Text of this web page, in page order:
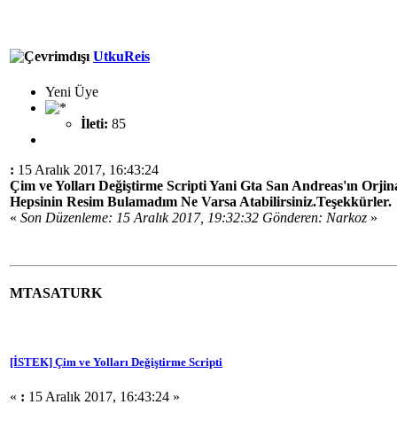
UtkuReis
Yeni Üye
İleti: 85
: 15 Aralık 2017, 16:43:24
Çim ve Yolları Değiştirme Scripti Yani Gta San Andreas'ın
Hepsinin Resim Bulamadım Ne Varsa Atabilirsiniz.Teşekkürler.
« Son Düzenleme: 15 Aralık 2017, 19:32:32 Gönderen: Narkoz »
MTASATURK
[İSTEK] Çim ve Yolları Değiştirme Scripti
« : 15 Aralık 2017, 16:43:24 »